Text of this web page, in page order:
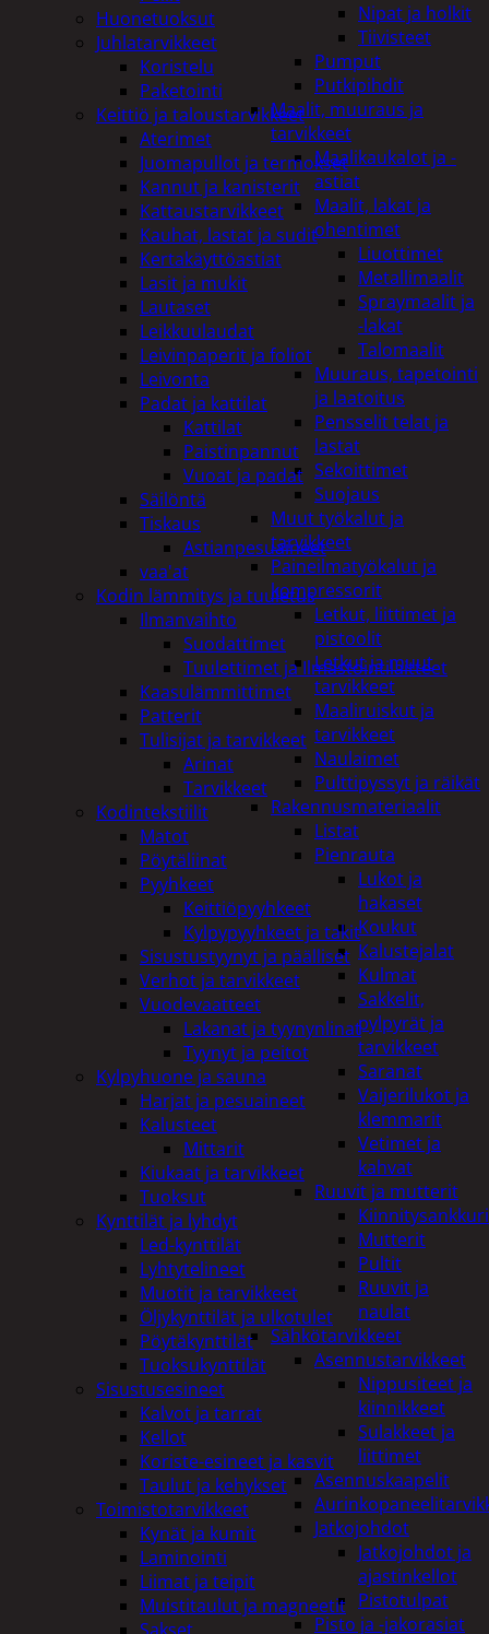
Nipat ja holkit
Tiivisteet
Pumput
Putkipihdit
Maalit, muuraus ja
tarvikkeet
Maalikaukalot ja -
astiat
Maalit, lakat ja
ohentimet
Liuottimet
Metallimaalit
Spraymaalit ja
-lakat
Talomaalit
Muuraus, tapetointi
ja laatoitus
Pensselit telat ja
lastat
Sekoittimet
Suojaus
Muut työkalut ja
tarvikkeet
Paineilmatyökalut ja
kompressorit
Letkut, liittimet ja
pistoolit
Letkut ja muut
tarvikkeet
Maaliruiskut ja
tarvikkeet
Naulaimet
Pulttipyssyt ja räikät
Rakennusmateriaalit
Listat
Pienrauta
Lukot ja
hakaset
Koukut
Kalustejalat
Kulmat
Sakkelit,
pylpyrät ja
tarvikkeet
Saranat
Vaijerilukot ja
klemmarit
Vetimet ja
kahvat
Ruuvit ja mutterit
Mutterit
Pultit
Ruuvit ja
naulat
Sähkötarvikkeet
Asennustarvikkeet
Nippusiteet ja
kiinnikkeet
Sulakkeet ja
liittimet
Asennuskaapelit
Jatkojohdot
Jatkojohdot ja
ajastinkellot
Pistotulpat
Pisto ja -jakorasiat
Huonetuoksut
Juhlatarvikkeet
Koristelu
Paketointi
Keittiö ja taloustarvikkeet
Aterimet
Juomapullot ja termokset
Kannut ja kanisterit
Kattaustarvikkeet
Kauhat, lastat ja sudit
Kertakäyttöastiat
Lasit ja mukit
Lautaset
Leikkuulaudat
Leivinpaperit ja foliot
Leivonta
Padat ja kattilat
Kattilat
Paistinpannut
Vuoat ja padat
Säilöntä
Tiskaus
Astianpesuaineet
vaa'at
Kodin lämmitys ja tuuletus
Ilmanvaihto
Suodattimet
Tuulettimet ja Ilmastointilaitteet
Kaasulämmittimet
Patterit
Tulisijat ja tarvikkeet
Arinat
Tarvikkeet
Kodintekstiilit
Matot
Pöytäliinat
Pyyhkeet
Keittiöpyyhkeet
Kylpypyyhkeet ja takit
Sisustustyynyt ja päälliset
Verhot ja tarvikkeet
Vuodevaatteet
Lakanat ja tyynynlinat
Tyynyt ja peitot
Kylpyhuone ja sauna
Harjat ja pesuaineet
Kalusteet
Mittarit
Kiukaat ja tarvikkeet
Tuoksut
Kynttilät ja lyhdyt
Led-kynttilät
Lyhtytelineet
Muotit ja tarvikkeet
Öljykynttilät ja ulkotulet
Pöytäkynttilät
Tuoksukynttilät
Sisustusesineet
Kalvot ja tarrat
Kellot
Koriste-esineet ja kasvit
Taulut ja kehykset
Toimistotarvikkeet
Kynät ja kumit
Laminointi
Liimat ja teipit
Muistitaulut ja magneetit